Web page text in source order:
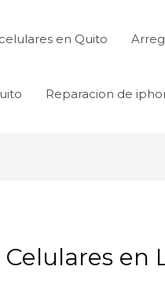
en Quito
Reparacion de
en